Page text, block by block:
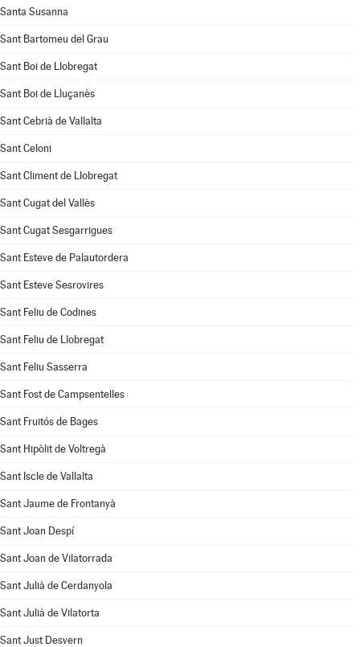
Santa Susanna
Sant Bartomeu del Grau
Sant Boi de Llobregat
Sant Boi de Lluçanès
Sant Cebrià de Vallalta
Sant Celoni
Sant Climent de Llobregat
Sant Cugat del Vallès
Sant Cugat Sesgarrigues
Sant Esteve de Palautordera
Sant Esteve Sesrovires
Sant Feliu de Codines
Sant Feliu de Llobregat
Sant Feliu Sasserra
Sant Fost de Campsentelles
Sant Fruitós de Bages
Sant Hipòlit de Voltregà
Sant Iscle de Vallalta
Sant Jaume de Frontanyà
Sant Joan Despí
Sant Joan de Vilatorrada
Sant Julià de Cerdanyola
Sant Julià de Vilatorta
Sant Just Desvern